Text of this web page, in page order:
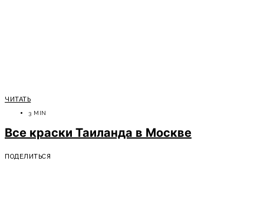
ЧИТАТЬ
3 MIN
Все краски Таиланда в Москве
ПОДЕЛИТЬСЯ